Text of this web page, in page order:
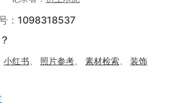
： 1098318537
小红书 照片参考 、素材检索 、装饰